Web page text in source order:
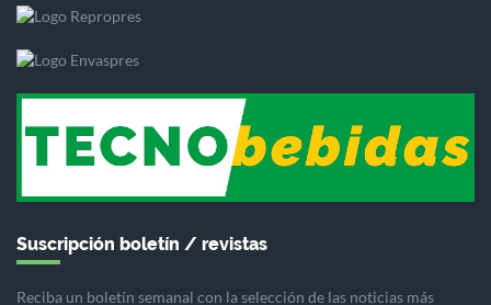
Suscripción boletín / revistas
Reciba un boletín semanal con la selección de las noticias más